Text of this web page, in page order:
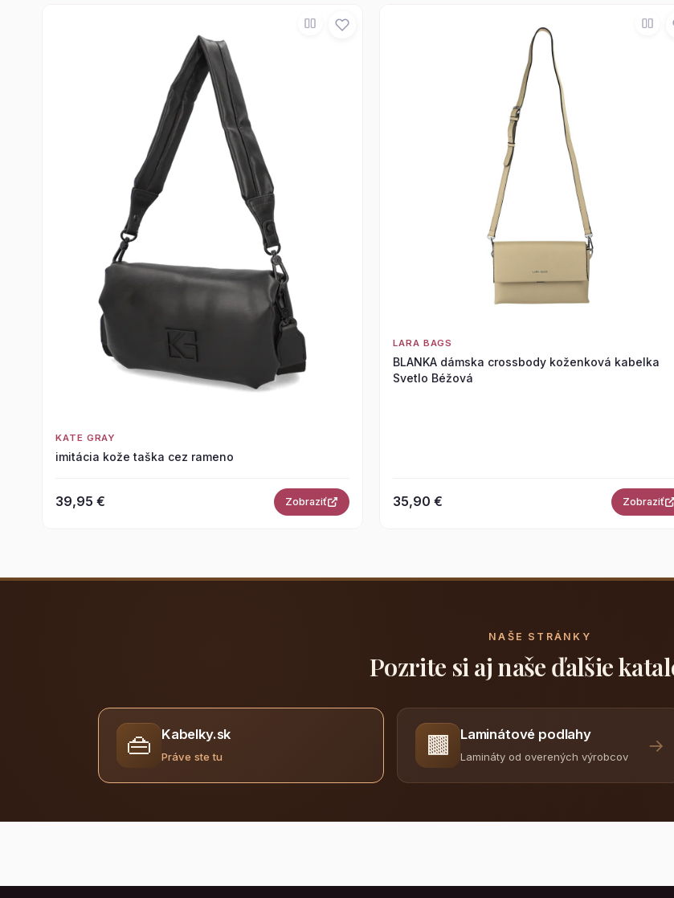
KATE GRAY
imitácia kože taška cez rameno
39,95 € Zobraziť
LARA BAGS
BLANKA dámska crossbody koženková kabelka
Svetlo Béžová
35,90 € Zobraziť
NAŠE STRÁNKY
Pozrite si aj naše ďalšie
👜 Kabelky.sk
Práve ste tu 🟫 Laminátové podlahy
Lamináty od overených výrobcov
→